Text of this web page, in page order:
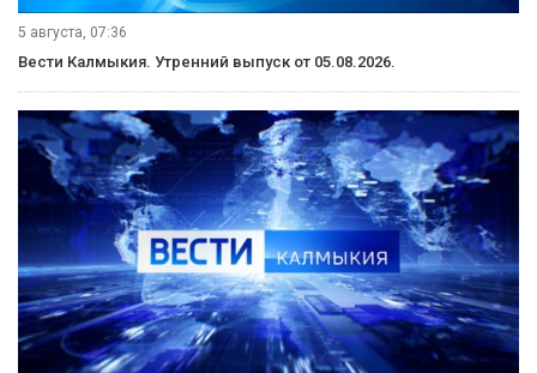
5 августа, 07:36
Вести Калмыкия. Утренний выпуск от 05.08.2026.